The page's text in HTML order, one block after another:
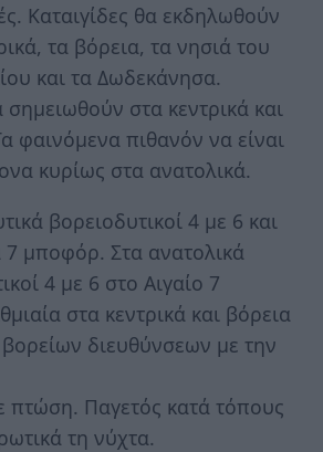
Καταιγίδες θα εκδηλωθούν
τα βόρεια, τα νησιά του
και τα Δωδεκάνησα.
στα κεντρικά και
φαινόμενα πιθανόν να είναι
κυρίως στα ανατολικά.
βορειοδυτικοί 4 με 6 και
7 μποφόρ. Στα ανατολικά
4 με 6 στο Αιγαίο 7
στα κεντρικά και βόρεια
διευθύνσεων με την
πτώση. Παγετός κατά τόπους
τη νύχτα.